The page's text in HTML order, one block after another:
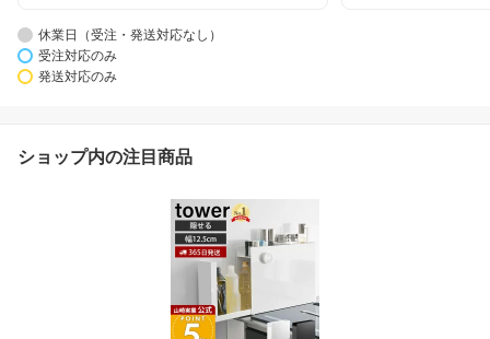
休業日（受注・発送対応なし）
受注対応のみ
発送対応のみ
ショップ内の注目商品